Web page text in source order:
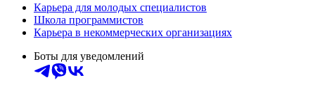
Карьера для молодых специалистов
Школа программистов
Карьера в некоммерческих организациях
Боты для уведомлений